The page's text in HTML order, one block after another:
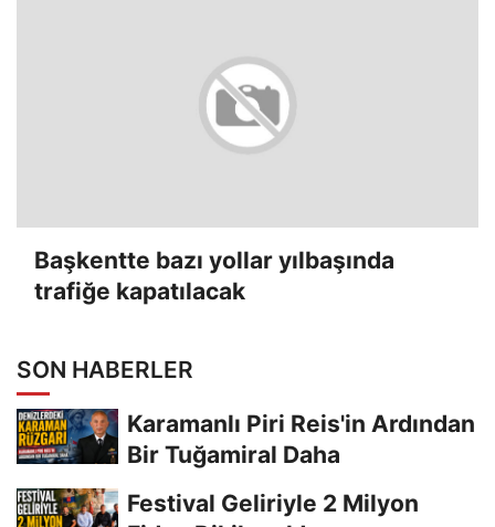
Başkentte bazı yollar yılbaşında
trafiğe kapatılacak
SON HABERLER
Karamanlı Piri Reis'in Ardından
Bir Tuğamiral Daha
Festival Geliriyle 2 Milyon